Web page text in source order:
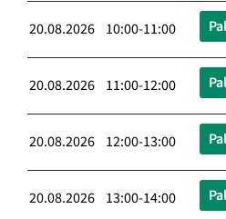
20.08.2026 10:00-11:00
20.08.2026 11:00-12:00
20.08.2026 12:00-13:00
20.08.2026 13:00-14:00